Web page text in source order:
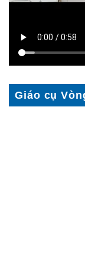
Giáo cụ